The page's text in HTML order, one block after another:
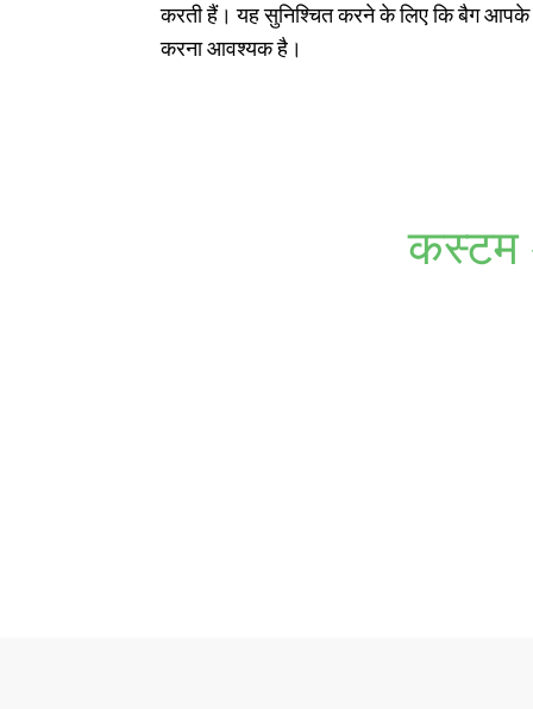
करती हैं। यह सुनिश्चित करने के लिए कि बैग आपके
करना आवश्यक है।
कस्टम